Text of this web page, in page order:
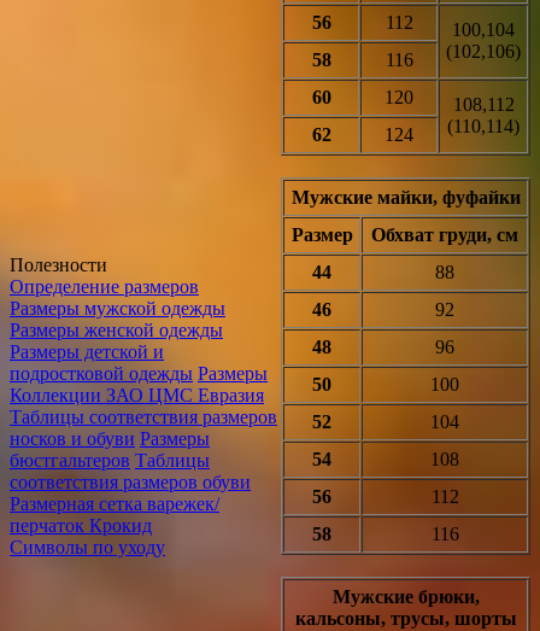
Полезности
Определение размеров
Размеры мужской одежды
Размеры женской одежды
Размеры детской и
подростковой одежды Размеры
Коллекции ЗАО ЦМС Евразия
Таблицы соответствия размеров
носков и обуви Размеры
бюстгальтеров Таблицы
соответствия размеров обуви
Размерная сетка варежек/
перчаток Крокид
Символы по уходу
56
112
100,104
(102,106)
58
116
60
120
108,112
(110,114)
62 124
Мужские майки, фуфайки
Размер
Обхват груди, см
44
88
46
92
48
96
50
100
52
104
54
108
56
112
58
116
Мужские брюки,
кальсоны, трусы, шорты